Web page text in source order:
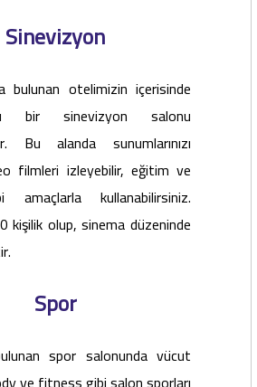
Sinevizyon
bulunan otelimizin içerisinde
bir sinevizyon salonu
Bu alanda sunumlarınızı
filmleri izleyebilir, eğitim ve
amaçlarla kullanabilirsiniz.
kişilik olup, sinema düzeninde
Spor
spor salonunda vücut